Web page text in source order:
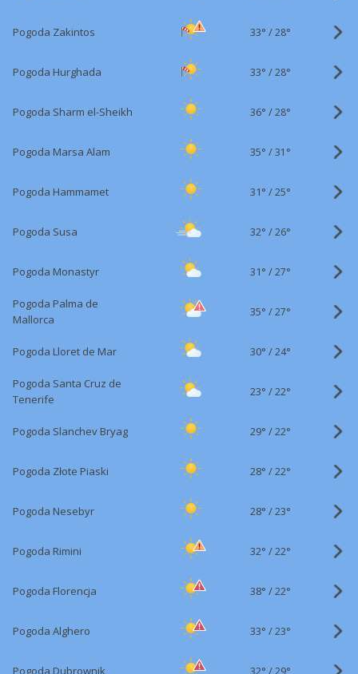
Pogoda Zakintos 33° /28°
Pogoda Hurghada 33° /28°
Pogoda Sharm el-Sheikh 36° /28°
Pogoda Marsa Alam 35° /31°
Pogoda Hammamet 31° /25°
Pogoda Susa 32° /26°
Pogoda Monastyr 31° /27°
Pogoda Palma de
Mallorca
35° /27°
Pogoda Lloret de Mar 30° /24°
Pogoda Santa Cruz de
Tenerife
23° /22°
Pogoda Slanchev Bryag 29° /22°
Pogoda Złote Piaski 28° /22°
Pogoda Nesebyr 28° /23°
Pogoda Rimini 32° /22°
Pogoda Florencja 38° /22°
Pogoda Alghero 33° /23°
Pogoda Dubrownik 32° /29°